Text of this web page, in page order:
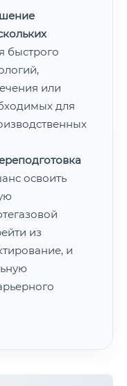
быстрого
или
для
освоить
из
и